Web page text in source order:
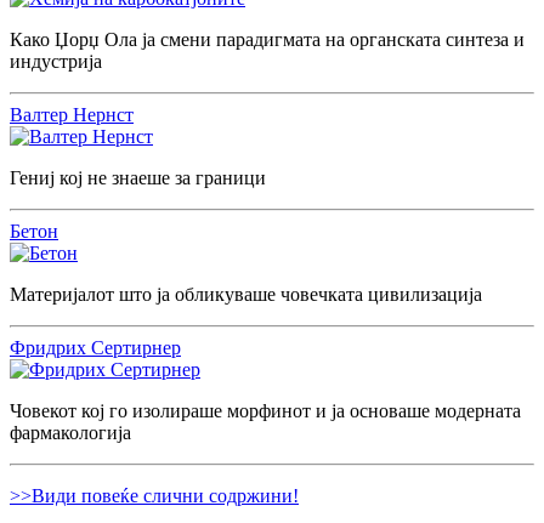
Како Џорџ Ола ја смени парадигмата на органската синтеза и
индустрија
Валтер Нернст
Гениј кој не знаеше за граници
Бетон
Материјалот што ја обликуваше човечката цивилизација
Фридрих Сертирнер
Човекот кој го изолираше морфинот и ја основаше модерната
фармакологија
>>Види повеќе слични содржини!